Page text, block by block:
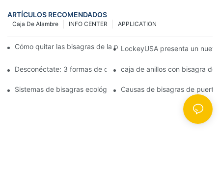
ARTÍCULOS RECOMENDADOS
APPLICATION
INFO CENTER
Caja De Alambre
Cómo quitar las bisagras de la puerta de su cocina, horno o
LockeyUSA presenta un
Desconéctate: 3 formas de crear puertas visualmente
caja de anillos con bisagra de
Sistemas de bisagras ecológicas: juntas herméticas para
Causas de bisagras de